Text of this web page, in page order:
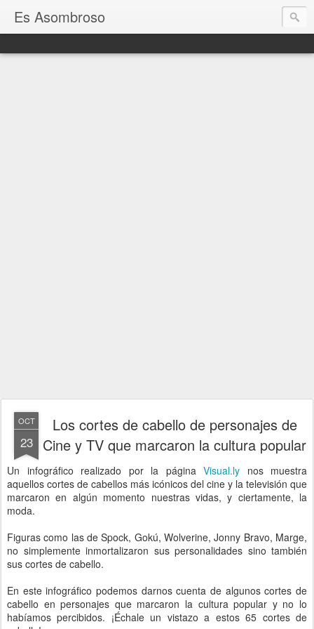
Es Asombroso
OCT
23
Los cortes de cabello de personajes de
Cine y TV que marcaron la cultura popular
Un infográfico realizado por la página Visual.ly nos muestra
aquellos cortes de cabellos más icónicos del cine y la televisión que
marcaron en algún momento nuestras vidas, y ciertamente, la
moda.
Figuras como las de Spock, Gokú, Wolverine, Jonny Bravo, Marge,
no simplemente inmortalizaron sus personalidades sino también
sus cortes de cabello.
En este infográfico podemos darnos cuenta de algunos cortes de
cabello en personajes que marcaron la cultura popular y no lo
habíamos percibidos. ¡Échale un vistazo a estos 65 cortes de